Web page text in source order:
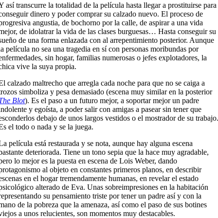
así transcurre la totalidad de la película hasta llegar a prostituirse para
dinero y poder comprar su calzado nuevo. El proceso de
angustia, de bochorno por la calle, de aspirar a una vida
de idolatrar la vida de las clases burguesas… Hasta conseguir su
de una forma enlazada con al arrepentimiento posterior. Aunque
película no sea una tragedia en sí con personas moribundas por
sin hogar, familias numerosas o jefes explotadores, la
vive la suya propia.
calzado maltrecho que arregla cada noche para que no se caiga a
simboliza y pesa demasiado (escena muy similar en la posterior
Blot). Es el paso a un futuro mejor, a soportar mejor un padre
y egoísta, a poder salir con amigas a pasear sin tener que
debajo de unos largos vestidos o el mostrador de su
el todo o nada y se la juega.
película está restaurada y se nota, aunque hay alguna escena
deteriorada. Tiene un tono sepia que la hace muy agradable,
lo mejor es la puesta en escena de Lois Weber, dando
al objeto en constantes primeros planos, en describir
en el hogar tremendamente humanas, en revelar el estado
alterado de Eva. Unas sobreimpresiones en la habitación
su pensamiento triste por tener un padre así y con la
de la pobreza que la amenaza, así como el paso de sus botines
a unos relucientes, son momentos muy destacables.